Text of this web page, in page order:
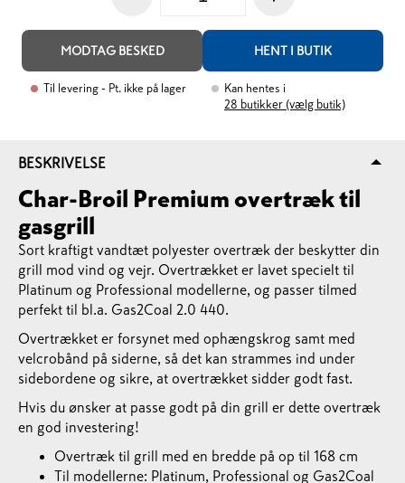
MODTAG BESKED HENT I BUTIK
Til levering - Pt. ikke på lager
Kan hentes i
28 butikker (vælg butik)
BESKRIVELSE
Char-Broil Premium overtræk til
gasgrill
Sort kraftigt vandtæt polyester overtræk der beskytter din
grill mod vind og vejr. Overtrækket er lavet specielt til
Platinum og Professional modellerne, og passer tilmed
perfekt til bl.a. Gas2Coal 2.0 440.
Overtrækket er forsynet med ophængskrog samt med
velcrobånd på siderne, så det kan strammes ind under
sidebordene og sikre, at overtrækket sidder godt fast.
Hvis du ønsker at passe godt på din grill er dette overtræk
en god investering!
Overtræk til grill med en bredde på op til 168 cm
Til modellerne: Platinum, Professional og Gas2Coal